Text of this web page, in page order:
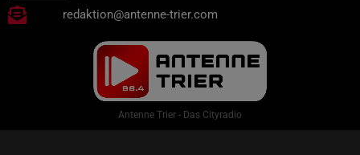
redaktion@antenne-trier.com
Antenne Trier - Das Cityradio